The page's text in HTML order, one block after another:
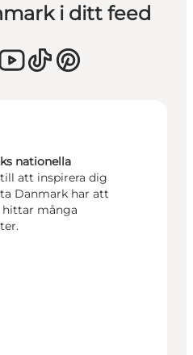
i ditt feed
nationella
att inspirera dig
Danmark har att
hittar många